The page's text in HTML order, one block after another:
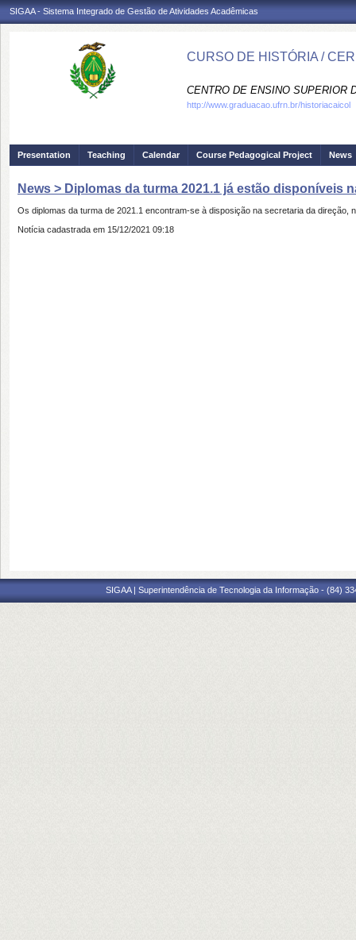
SIGAA - Sistema Integrado de Gestão de Atividades Acadêmicas
CURSO DE HISTÓRIA /
CENTRO DE ENSINO SUPERIOR
http://www.graduacao.ufrn.br/historiacaicol
Presentation Teaching Calendar Course Pedagogical Project News
News > Diplomas da turma 2021.1 já estão disponíveis
Os diplomas da turma de 2021.1 encontram-se à disposição na secretaria da direção,
Notícia cadastrada em 15/12/2021 09:18
SIGAA | Superintendência de Tecnologia da Informação - (84)